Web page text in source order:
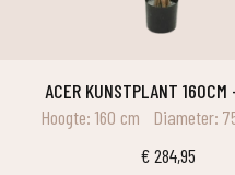
ACER KUNSTPLANT 160CM
Hoogte: 160 cm
Diameter:
€ 284,95